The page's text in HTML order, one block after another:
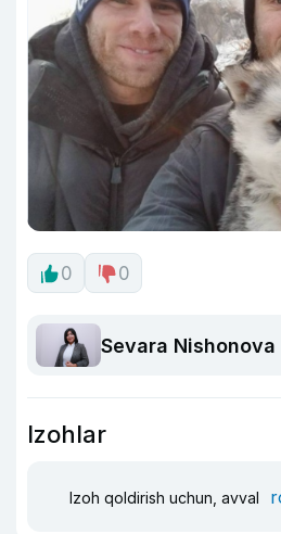
0 0
Sevara Nishonova
Izohlar
Izoh qoldirish uchun, avval